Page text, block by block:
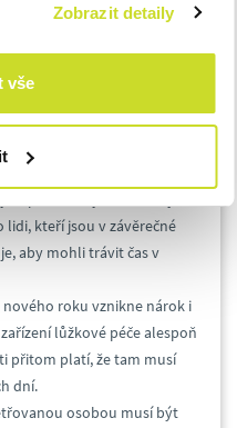
Zobrazit detaily
vše
kteří jsou v závěrečné
aby mohli trávit čas v
roku vznikne nárok i
lůžkové péče alespoň
přitom platí, že tam musí
dní.
osobou musí být